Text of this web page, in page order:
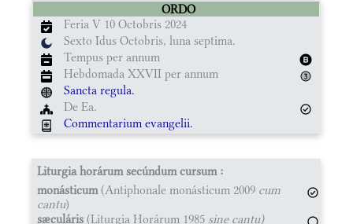
ORDO
Feria V 10 Octobris 2024
Sexto Idus Octobris, luna septima.
Tempus per annum
Hebdomada XXVII per annum
Sancta regula.
De Ea.
Commentarium evangelii.
Liturgia horárum secúndum cursum :
monásticum(Antiphonale monásticum 2009 cum
cantu)
sæculáris (Liturgia Horárum 1985 sine cantu)